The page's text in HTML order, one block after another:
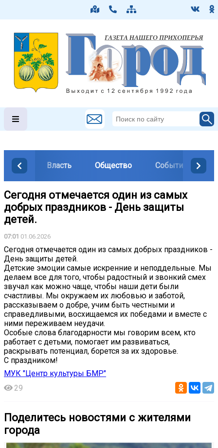
Власть Общество События
Сегодня отмечается один из самых
добрых праздников - День защиты
детей.
07:01 01.06.2026
Сегодня отмечается один из самых добрых праздников -
День защиты детей.
Детские эмоции самые искренние и неподдельные. Мы
делаем все для того, чтобы радостный и звонкий смех
звучал как можно чаще, чтобы наши дети были
счастливы. Мы окружаем их любовью и заботой,
рассказываем о добре, учим быть честными и
справедливыми, восхищаемся их победами и вместе с
ними переживаем неудачи.
Особые слова благодарности мы говорим всем, кто
работает с детьми, помогает им развиваться,
раскрывать потенциал, борется за их здоровье.
С праздником!
МУК "Центр культуры БМР"
29
Поделитесь новостями с жителями
города